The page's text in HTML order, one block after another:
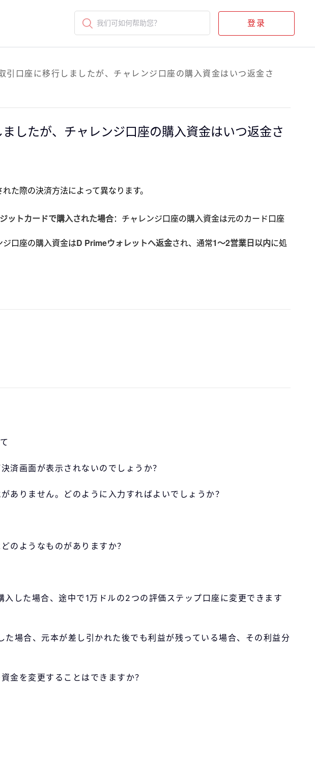
我们可如何帮助您？ 登录
引口座に移行しましたが、チャレンジ口座の購入資金はいつ返金さ
したが、チャレンジ口座の購入資金はいつ返金さ
た際の決済方法によって異なります。
ットカードで購入された場合：チャレンジ口座の購入資金は元のカード口座
ジ口座の購入資金はD Primeウォレットへ返金され、通常1〜2営業日以内に処
済画面が表示されないのでしょうか？
ありません。どのように入力すればよいでしょうか？
のようなものがありますか？
した場合、途中で1万ドルの2つの評価ステップ口座に変更できます
場合、元本が差し引かれた後でも利益が残っている場合、その利益分
金を変更することはできますか？